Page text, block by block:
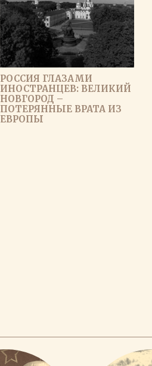
РОССИЯ ГЛАЗАМИ
ИНОСТРАНЦЕВ: ВЕЛИКИЙ
НОВГОРОД –
ПОТЕРЯННЫЕ ВРАТА ИЗ
ЕВРОПЫ